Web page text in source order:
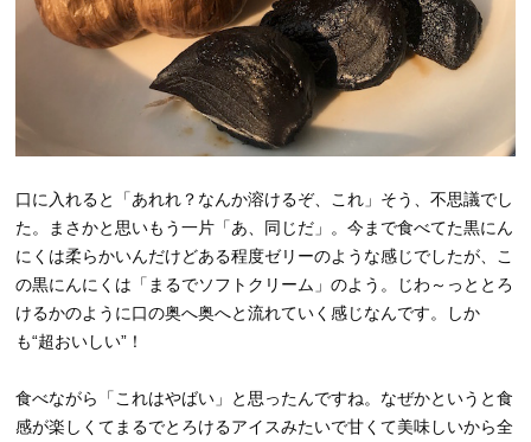
口に入れると「あれれ？なんか溶けるぞ、これ」そう、不思議でし
た。まさかと思いもう一片「あ、同じだ」。今まで食べてた黒にん
にくは柔らかいんだけどある程度ゼリーのような感じでしたが、こ
の黒にんにくは「まるでソフトクリーム」のよう。じわ～っととろ
けるかのように口の奥へ奥へと流れていく感じなんです。しか
も“超おいしい”！
食べながら「これはやばい」と思ったんですね。なぜかというと食
感が楽しくてまるでとろけるアイスみたいで甘くて美味しいから全